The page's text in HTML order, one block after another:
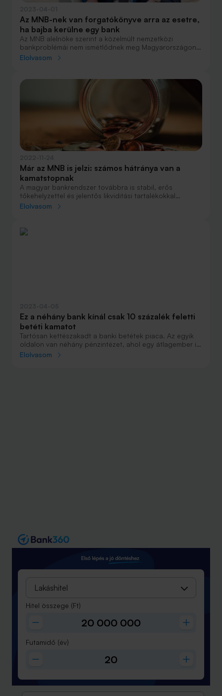
Az MNB-nek van forgatókönyve arra az esetre,
ha bajba kerülne egy bank
Az MNB alelnöke szerint a közelmúlt nemzetközi
bankproblémái nem ismétlődnek meg Magyarországon,
mert a jegybank és a szabályozók „elvégezték a házi
Elolvasom
Már az MNB is jelzi: számos hátránya van a
kamatstopnak
A magyar bankrendszer továbbra is stabil, erős
tőkehelyzettel és jelentős likviditási tartalékokkal
rendelkezik. Kihívások persze vannak bőven: a
helyzetét. Megjelent az MNB Pénzügyi Stabilitási
Jelentése, ennek foglaljuk össze a fontosabb elemeit.
Elolvasom
Ez a néhány bank kínál csak 10 százalék feletti
betéti kamatot
Tartósan kettészakadt a banki betétek piaca. Az egyik
oldalon van néhány pénzintézet, ahol egy átlagember is
10 százalék fölötti kamatot kaphat a pénzére, a
Elolvasom
Lakáshitel
Hitel összege (Ft)
Futamidő (év)